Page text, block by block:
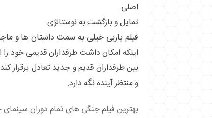
اصلی
تمایل و بازگشت به نوستالژی
فیلم باربی خیلی به سمت داستان ها و
اینکه امکان داشت طرفداران قدیمی خود
بین طرفداران قدیم و جدید تعادل برقرار
و منتظر آینده نگه دارد.
بهترین فیلم جنگی های تمام دوران سینمای جهان : ۳۰